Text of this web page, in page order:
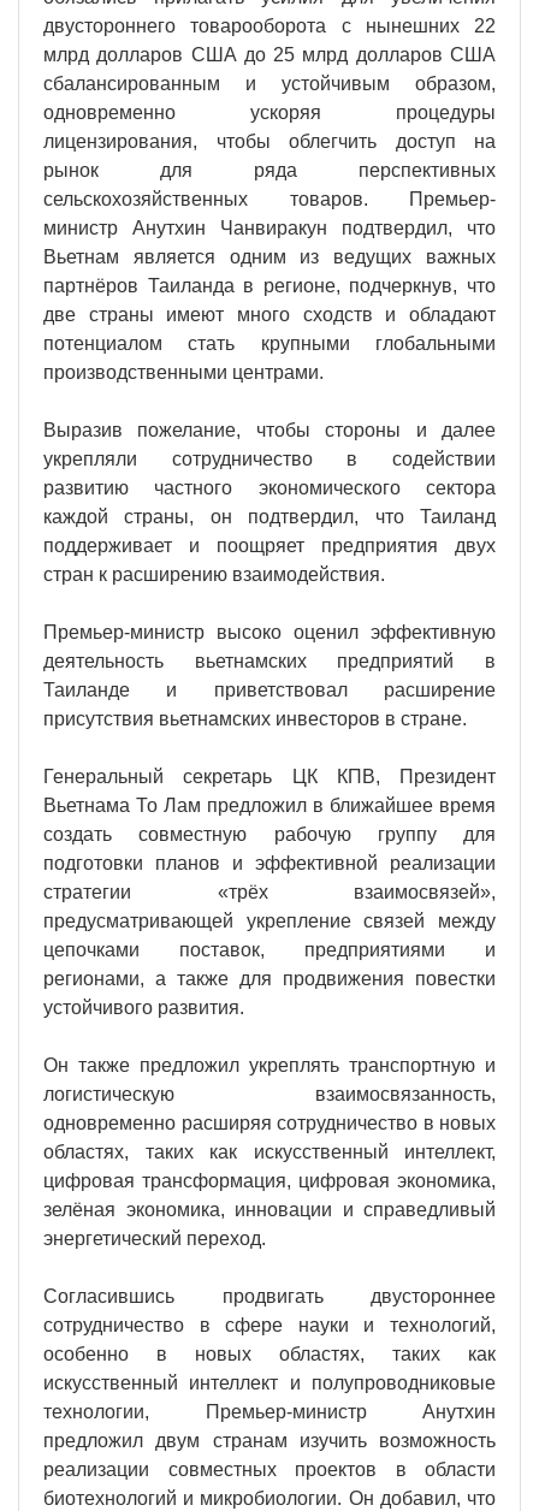
двустороннего товарооборота с нынешних 22
млрд долларов США до 25 млрд долларов США
сбалансированным и устойчивым образом,
одновременно ускоряя процедуры
лицензирования, чтобы облегчить доступ на
рынок для ряда перспективных
сельскохозяйственных товаров. Премьер-
министр Анутхин Чанвиракун подтвердил, что
Вьетнам является одним из ведущих важных
партнёров Таиланда в регионе, подчеркнув, что
две страны имеют много сходств и обладают
потенциалом стать крупными глобальными
производственными центрами.
Выразив пожелание, чтобы стороны и далее
укрепляли сотрудничество в содействии
развитию частного экономического сектора
каждой страны, он подтвердил, что Таиланд
поддерживает и поощряет предприятия двух
стран к расширению взаимодействия.
Премьер-министр высоко оценил эффективную
деятельность вьетнамских предприятий в
Таиланде и приветствовал расширение
присутствия вьетнамских инвесторов в стране.
Генеральный секретарь ЦК КПВ, Президент
Вьетнама То Лам предложил в ближайшее время
создать совместную рабочую группу для
подготовки планов и эффективной реализации
стратегии «трёх взаимосвязей»,
предусматривающей укрепление связей между
цепочками поставок, предприятиями и
регионами, а также для продвижения повестки
устойчивого развития.
Он также предложил укреплять транспортную и
логистическую взаимосвязанность,
одновременно расширяя сотрудничество в новых
областях, таких как искусственный интеллект,
цифровая трансформация, цифровая экономика,
зелёная экономика, инновации и справедливый
энергетический переход.
Согласившись продвигать двустороннее
сотрудничество в сфере науки и технологий,
особенно в новых областях, таких как
искусственный интеллект и полупроводниковые
технологии, Премьер-министр Анутхин
предложил двум странам изучить возможность
реализации совместных проектов в области
биотехнологий и микробиологии. Он добавил, что